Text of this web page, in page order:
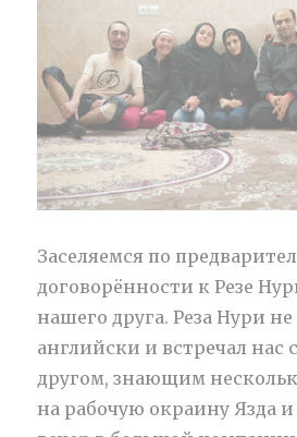
Заселяемся по
договорённости к Резе
нашего друга. Реза Нури
английски и встречал нас
другом, знающим
на рабочую окраину Язда